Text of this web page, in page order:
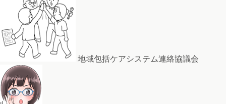
地域包括ケアシステム連絡協議会